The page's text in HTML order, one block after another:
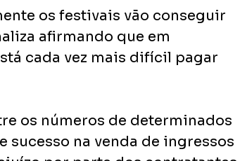
os festivais vão conseguir
afirmando que em
cada vez mais difícil pagar
os números de determinados
sucesso na venda de ingressos